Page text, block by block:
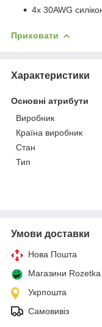
4х 30AWG
Приховати
Характеристики
Основні атрибути
Виробник
Країна виробник
Стан
Тип
Умови доставки
Нова Пошта
Магазини Rozetka
Укрпошта
Самовивіз